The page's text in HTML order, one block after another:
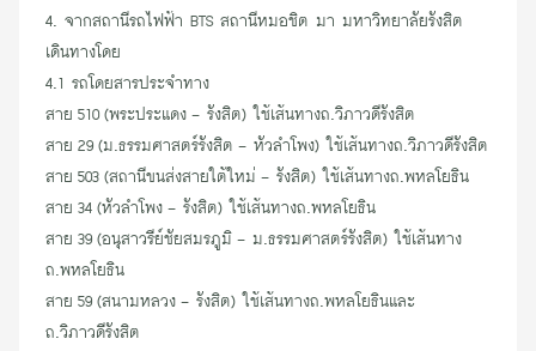
4. จากสถานีรถไฟฟ้า BTS สถานีหมอชิต มา มหาวิทยาลัยรังสิต
เดินทางโดย
4.1 รถโดยสารประจำทาง
สาย 510 (พระประแดง - รังสิต) ใช้เส้นทางถ.วิภาวดีรังสิต
สาย 29 (ม.ธรรมศาสตร์รังสิต - หัวลำโพง) ใช้เส้นทางถ.วิภาวดีรังสิต
สาย 503 (สถานีขนส่งสายใต้ใหม่ - รังสิต) ใช้เส้นทางถ.พหลโยธิน
สาย 34 (หัวลำโพง - รังสิต) ใช้เส้นทางถ.พหลโยธิน
สาย 39 (อนุสาวรีย์ชัยสมรภูมิ - ม.ธรรมศาสตร์รังสิต) ใช้เส้นทาง
ถ.พหลโยธิน
สาย 59 (สนามหลวง - รังสิต) ใช้เส้นทางถ.พหลโยธินและ
ถ.วิภาวดีรังสิต